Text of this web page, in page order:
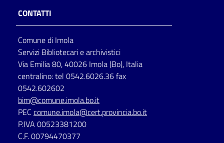
lettura
Seguici
su
CONTATTI
Comune di Imola
Servizi Bibliotecari e archivistici
Via Emilia 80, 40026 Imola (Bo), Italia
centralino: tel 0542.6026.36 fax
0542.602602
bim@comune.imola.bo.it
PEC comune.imola@cert.provincia.bo.it
P.IVA 00523381200
C.F. 00794470377